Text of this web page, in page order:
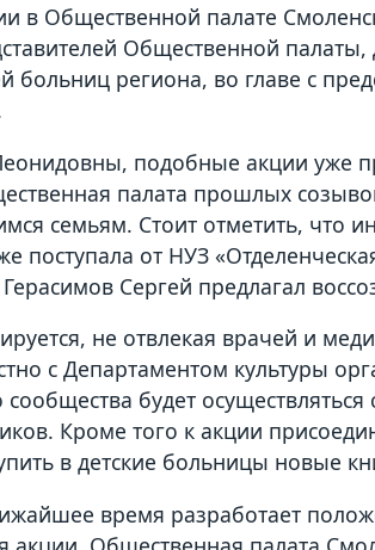
в Общественной палате
Общественной
больниц региона, во главе с
подобные акции уже
палата прошлых
семьям. Стоит отметить, что
поступала от НУЗ
Сергей предлагал
не отвлекая врачей и
с Департаментом культуры
будет
Кроме того к акции
в детские больницы новые
время разработает